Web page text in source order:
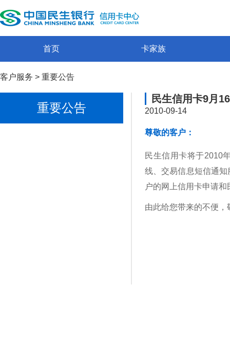
首页 卡家族
客户服务 > 重要公告
重要公告
民生信用卡9月
2010-09-14
尊敬的客户：
民生信用卡将于2010
线、交易信息短信通
户的网上信用卡申请
由此给您带来的不便，